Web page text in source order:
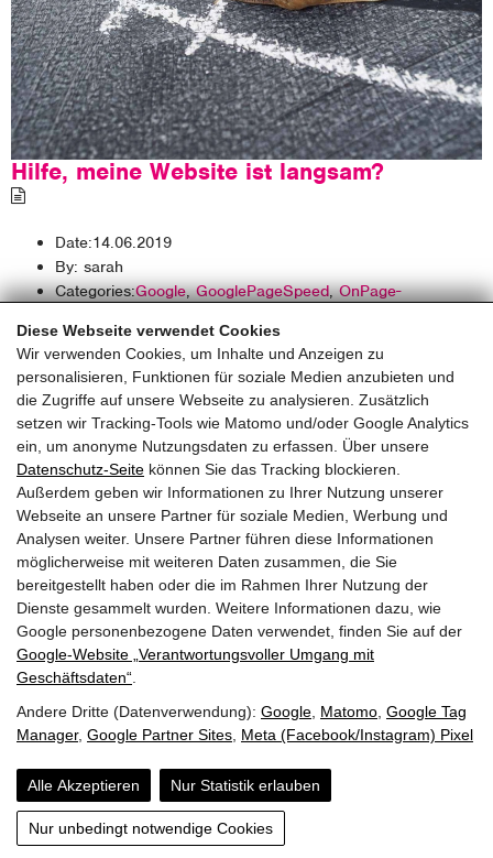
Diese Webseite verwendet Cookies
Wir verwenden Cookies, um Inhalte und Anzeigen zu
personalisieren, Funktionen für soziale Medien anzubieten und
die Zugriffe auf unsere Webseite zu analysieren. Zusätzlich
setzen wir Tracking-Tools wie Matomo und/oder Google Analytics
ein, um anonyme Nutzungsdaten zu erfassen. Über unsere
Datenschutz-Seite können Sie das Tracking blockieren.
Außerdem geben wir Informationen zu Ihrer Nutzung unserer
Webseite an unsere Partner für soziale Medien, Werbung und
Analysen weiter. Unsere Partner führen diese Informationen
möglicherweise mit weiteren Daten zusammen, die Sie
bereitgestellt haben oder die im Rahmen Ihrer Nutzung der
Dienste gesammelt wurden. Weitere Informationen dazu, wie
Google personenbezogene Daten verwendet, finden Sie auf der
Google‑Website „Verantwortungsvoller Umgang mit
Geschäftsdaten“
Andere Dritte (Datenverwendung): Google Matomo Google Tag
Manager, Google Partner Sites Meta (Facebook/Instagram) Pixel
Alle Akzeptieren Nur Statistik erlauben
Nur unbedingt notwendige Cookies
Hilfe, meine Website ist langsam?
Date:14.06.2019
By: sarah
Categories:Google,GooglePageSpeed,OnPage-
Read More
pinzweb.at GmbH & Co KG
Raiffeisenstraße 4, 5671 Bruck an der Glocknerstraße
Rögergasse 36/6, 1090 Wien
T:+43 (0) 6545 20340
E:office@pinzweb.at
facebook instagram linkedin X
STARTEN SIE IHR PROJEKT
Impressum Datenschutzerklärung Barrierefreiheit